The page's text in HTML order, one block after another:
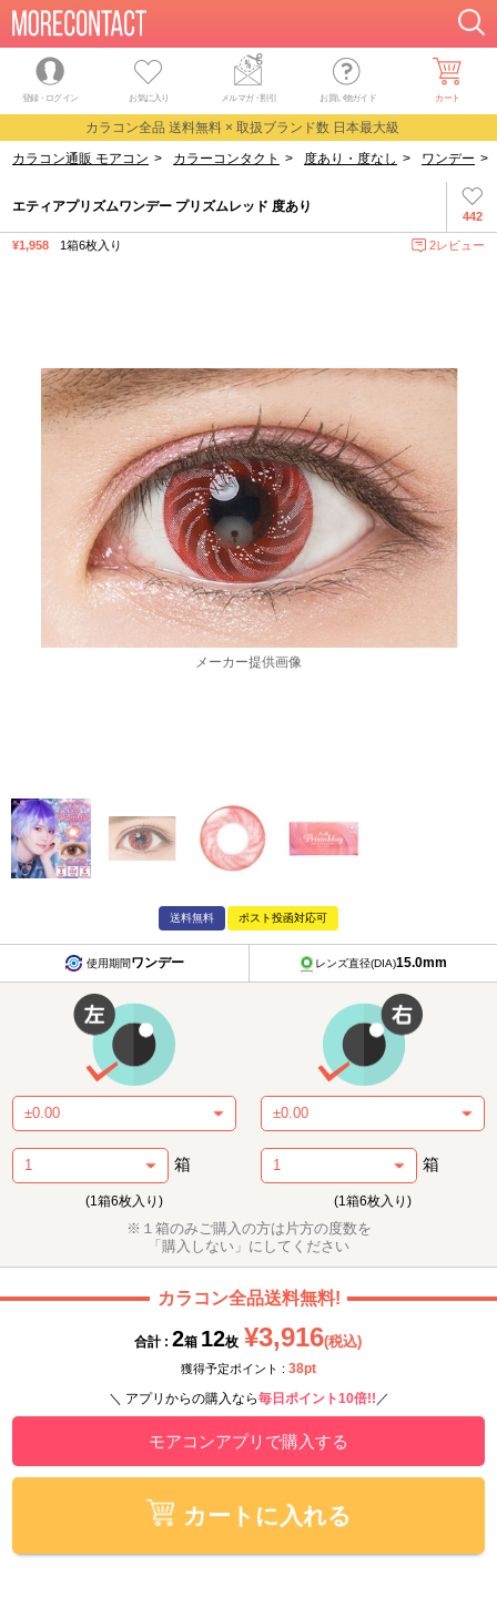
登録・ログイン お気に入り メルマガ・割引 お買い物ガイド カート
カラコン全品 送料無料 × 取扱ブランド数 日本最大級
カラコン通販 モアコン > カラーコンタクト > 度あり・度なし > ワンデー >
442
エティアプリズムワンデー プリズムレッド 度あり
¥1,958 1箱6枚入り 2レビュー
送料無料 ポスト投函対応可
使用期間ワンデー レンズ直径(DIA)15.0mm
箱
(1箱6枚入り)
箱
(1箱6枚入り)
※１箱のみご購入の方は片方の度数を
「購入しない」にしてください
カラコン全品送料無料!
合計 : 2箱 12枚 ¥3,916(税込)
獲得予定ポイント : 38pt
＼ アプリからの購入なら毎日ポイント10倍!! ／
モアコンアプリで購入する
カートに入れる